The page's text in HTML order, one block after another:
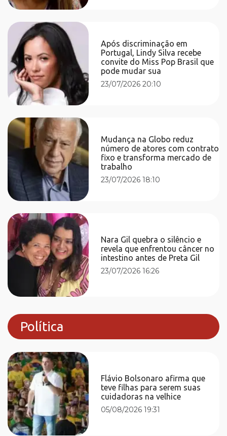
Após discriminação em
Portugal, Lindy Silva recebe
convite do Miss Pop Brasil que
pode mudar sua
23/07/2026 20:10
Mudança na Globo reduz
número de atores com contrato
fixo e transforma mercado de
trabalho
23/07/2026 18:10
Nara Gil quebra o silêncio e
revela que enfrentou câncer no
intestino antes de Preta Gil
23/07/2026 16:26
Política
Flávio Bolsonaro afirma que
teve filhas para serem suas
cuidadoras na velhice
05/08/2026 19:31